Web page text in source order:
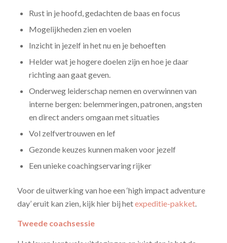
Rust in je hoofd, gedachten de baas en focus
Mogelijkheden zien en voelen
Inzicht in jezelf in het nu en je behoeften
Helder wat je hogere doelen zijn en hoe je daar
richting aan gaat geven.
Onderweg leiderschap nemen en overwinnen van
interne bergen: belemmeringen, patronen, angsten
en direct anders omgaan met situaties
Vol zelfvertrouwen en lef
Gezonde keuzes kunnen maken voor jezelf
Een unieke coachingservaringrijker
Voor de uitwerking van hoe een ‘high impact adventure
day’ eruit kan zien, kijk hier bij hetexpeditie-pakket.
Tweede coachsessie